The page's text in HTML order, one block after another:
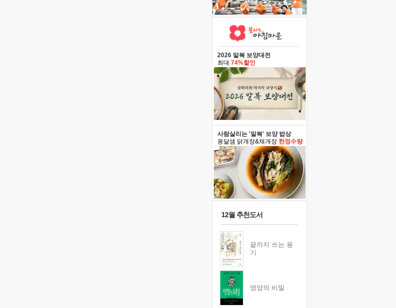
2026 말복 보양대전
최대 74%할인
사람살리는 '말복' 보양 밥상
옹달샘 닭개장&채개장 한정수량
12월 추천도서
끝까지 쓰는 용
기
영양의 비밀